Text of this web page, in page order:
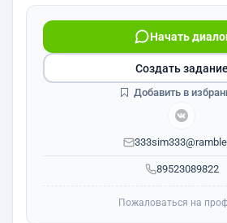
89523089822
Начать
Создать задание
Добавить в
Пожаловаться на